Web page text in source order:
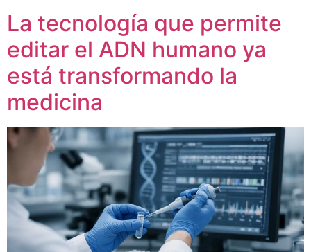
La tecnología que permite
editar el ADN humano ya
está transformando la
medicina